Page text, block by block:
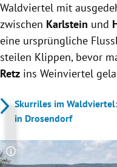
Waldviertel mit
zwischen Karlstein und
eine ursprüngliche
steilen Klippen, bevor
Retz ins Weinviertel
Skurriles im
in Drosendorf
Copyright-Hinweis